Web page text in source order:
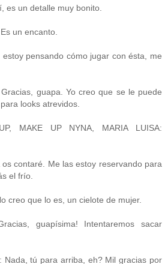
es un detalle muy bonito.
un encanto.
estoy pensando cómo jugar con ésta, me
Gracias, guapa. Yo creo que se le puede
looks atrevidos.
MAKE UP NYNA, MARIA LUISA:
os contaré. Me las estoy reservando para
el frío.
creo que lo es, un cielote de mujer.
guapísima! Intentaremos sacar
Nada, tú para arriba, eh? Mil gracias por